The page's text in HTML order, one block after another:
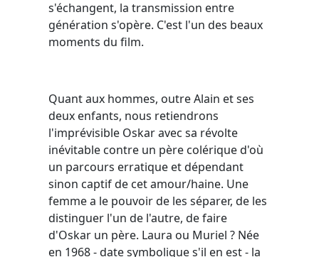
s'échangent, la transmission entre
génération s'opère. C'est l'un des beaux
moments du film.
Quant aux hommes, outre Alain et ses
deux enfants, nous retiendrons
l'imprévisible Oskar avec sa révolte
inévitable contre un père colérique d'où
un parcours erratique et dépendant
sinon captif de cet amour/haine. Une
femme a le pouvoir de les séparer, de les
distinguer l'un de l'autre, de faire
d'Oskar un père. Laura ou Muriel ? Née
en 1968 - date symbolique s'il en est - la